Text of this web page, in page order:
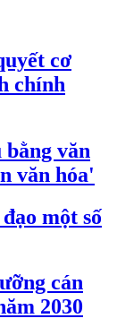
cơ
chính
văn
văn hóa'
một số
cán
2030